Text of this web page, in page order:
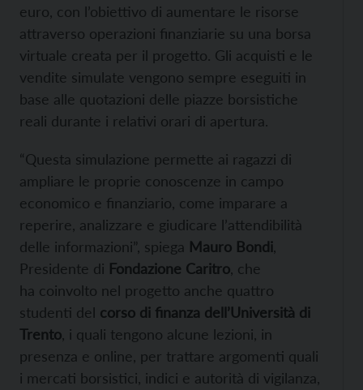
euro, con l’obiettivo di aumentare le risorse
attraverso operazioni finanziarie su una borsa
virtuale creata per il progetto. Gli acquisti e le
vendite simulate vengono sempre eseguiti in
base alle quotazioni delle piazze borsistiche
reali durante i relativi orari di apertura.
“Questa simulazione permette ai ragazzi di
ampliare le proprie conoscenze in campo
economico e finanziario, come imparare a
reperire, analizzare e giudicare l’attendibilità
delle informazioni”, spiega Mauro Bondi
Presidente di Fondazione Caritro , che
ha coinvolto nel progetto anche quattro
studenti del corso di finanza dell’Università di
Trento , i quali tengono alcune lezioni, in
presenza e online, per trattare argomenti quali
i mercati borsistici, indici e autorità di vigilanza,